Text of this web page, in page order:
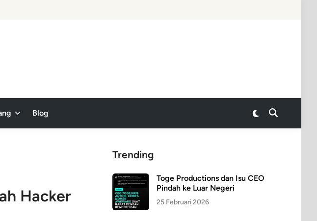
Blog
Switch
dark
Open
Hacker
Trending
Toge Productions dan Isu CEO
Pindah ke Luar Negeri
25 Februari 2026